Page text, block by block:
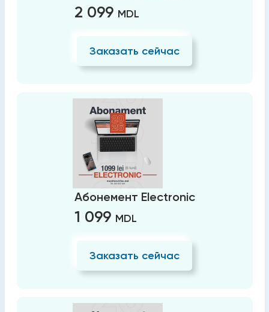
2 099 MDL
Заказать сейчас
Абонемент Electronic
1 099 MDL
Заказать сейчас